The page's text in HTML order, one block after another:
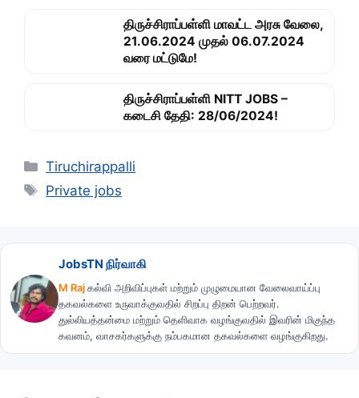
திருச்சிராப்பள்ளி மாவட்ட அரசு வேலை,
21.06.2024 முதல் 06.07.2024
வரை மட்டுமே!
திருச்சிராப்பள்ளி NITT JOBS –
கடைசி தேதி: 28/06/2024!
Categories
Tiruchirappalli
Tags
Private jobs
JobsTN நிர்வாகி
M Rajகல்வி அறிவிப்புகள் மற்றும் முழுமையான வேலைவாய்ப்பு
தகவல்களை உருவாக்குவதில் சிறப்பு திறன் பெற்றவர்.
துல்லியத்தன்மை மற்றும் தெளிவாக வழங்குவதில் இவரின் மிகுந்த
கவனம், வாசகர்களுக்கு நம்பகமான தகவல்களை வழங்குகிறது.